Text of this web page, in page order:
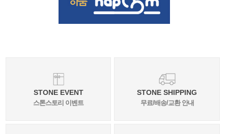
STONE EVENT
스톤스토리 이벤트
STONE SHIPPING
무료/배송/교환 안내